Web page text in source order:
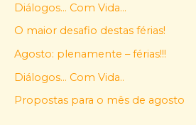
Diálogos… Com Vida…
O maior desafio destas férias!
Agosto: plenamente – férias!!!
Diálogos… Com Vida..
Propostas para o mês de agosto